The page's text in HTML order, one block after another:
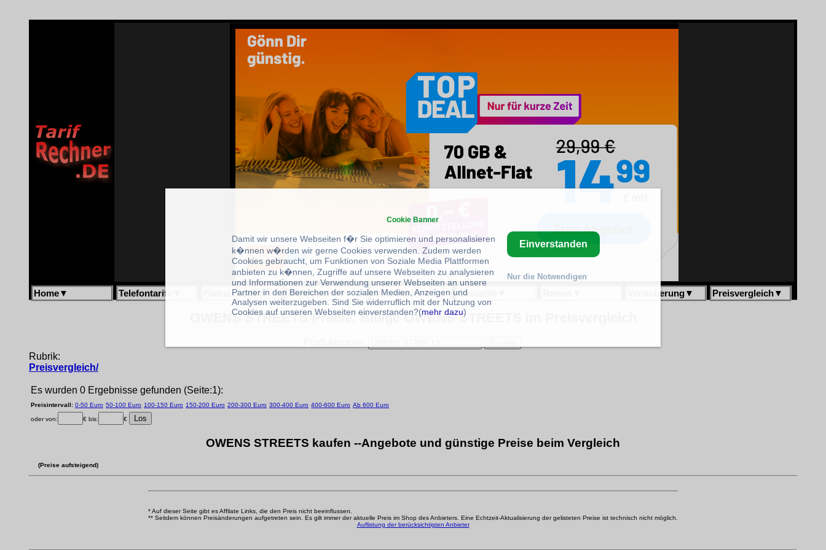
Home▼ Telefontarife Flatratetarife▼ Handytarife▼ Stromtarife▼ Gastarife Versicherung▼ Preisvergleich▼
OWENS STREETS Preise: Billige OWENS STREETS im Preisvergleich
Rubrik:
Preisvergleich/
Es wurden 0 Ergebnisse gefunden (Seite:1):
Preisintervall: 0-50 Euro 50-100 Euro 100-150 Euro 150-200 Euro 200-300 Euro 300-400 Euro 400-600 Euro Ab 600 Euro
oder von: € bis: €
OWENS STREETS kaufen --Angebote und günstige Preise beim Vergleich
(Preise aufsteigend)
* Auf dieser Seite gibt es Affilate Links, die den Preis nicht beeinflussen.
** Seitdem können Preisänderungen aufgetreten sein. Es gilt immer der aktuelle Preis im Shop des Anbieters. Eine Echtzeit-Aktualisierung der gelisteten Preise ist technisch nicht möglich.
Auflistung der berücksichtigten Anbieter
Cookie Banner
Damit wir unsere Webseiten f�r Sie optimieren und personalisieren
k�nnen w�rden wir gerne Cookies verwenden. Zudem werden
Cookies gebraucht, um Funktionen von Soziale Media Plattformen
anbieten zu k�nnen, Zugriffe auf unsere Webseiten zu analysieren
und Informationen zur Verwendung unserer Webseiten an unsere
Partner in den Bereichen der sozialen Medien, Anzeigen und
Analysen weiterzugeben. Sind Sie widerruflich mit der Nutzung von
Cookies auf unseren Webseiten einverstanden?(mehr dazu)
Einverstanden
Nur die Notwendigen